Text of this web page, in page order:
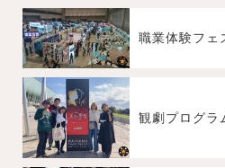
観劇プログラ